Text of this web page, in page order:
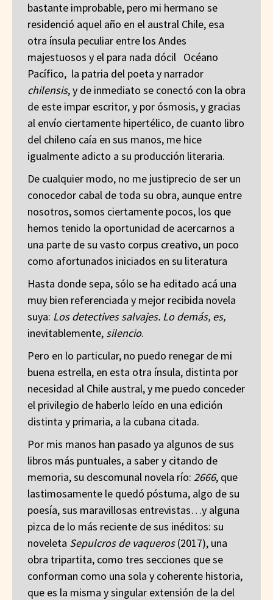
bastante improbable, pero mi hermano se
residenció aquel año en el austral Chile, esa
otra ínsula peculiar entre los Andes
majestuosos y el para nada dócil Océano
Pacífico, la patria del poeta y narrador
chilensis, y de inmediato se conectó con la obra
de este impar escritor, y por ósmosis, y gracias
al envío ciertamente hipertélico, de cuanto libro
del chileno caía en sus manos, me hice
igualmente adicto a su producción literaria.
De cualquier modo, no me justiprecio de ser un
conocedor cabal de toda su obra, aunque entre
nosotros, somos ciertamente pocos, los que
hemos tenido la oportunidad de acercarnos a
una parte de su vasto corpus creativo, un poco
como afortunados iniciados en su literatura
Hasta donde sepa, sólo se ha editado acá una
muy bien referenciada y mejor recibida novela
suya: Los detectives salvajes. Lo demás, es,
inevitablemente, silencio.
Pero en lo particular, no puedo renegar de mi
buena estrella, en esta otra ínsula, distinta por
necesidad al Chile austral, y me puedo conceder
el privilegio de haberlo leído en una edición
distinta y primaria, a la cubana citada.
Por mis manos han pasado ya algunos de sus
libros más puntuales, a saber y citando de
memoria, su descomunal novela río: 2666, que
lastimosamente le quedó póstuma, algo de su
poesía, sus maravillosas entrevistas…y alguna
pizca de lo más reciente de sus inéditos: su
noveleta Sepulcros de vaqueros(2017), una
obra tripartita, como tres secciones que se
conforman como una sola y coherente historia,
que es la misma y singular extensión de la del